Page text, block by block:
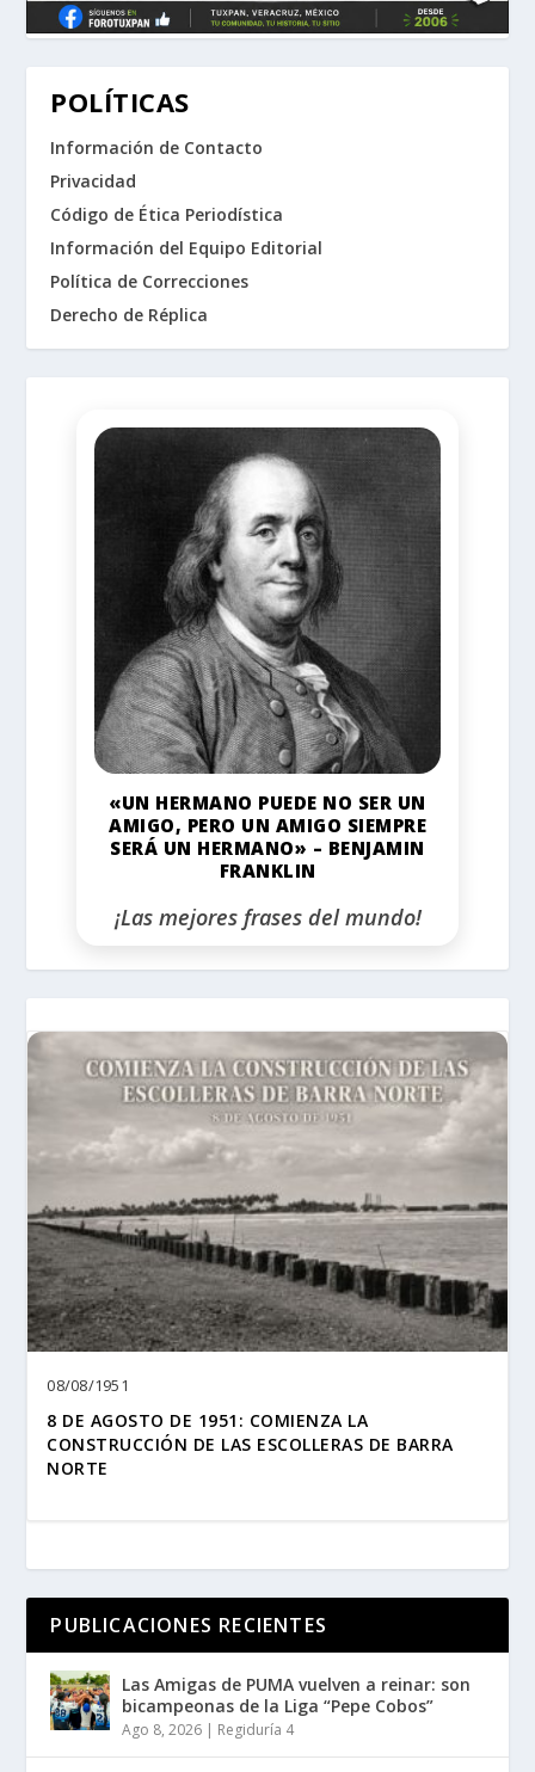
POLÍTICAS
Información de Contacto
Privacidad
Código de Ética Periodística
Información del Equipo Editorial
Política de Correcciones
Derecho de Réplica
«UN HERMANO PUEDE NO SER UN
AMIGO, PERO UN AMIGO SIEMPRE
SERÁ UN HERMANO» – BENJAMIN
FRANKLIN
¡Las mejores frases del mundo!
08/08/1951
8 DE AGOSTO DE 1951: COMIENZA LA
CONSTRUCCIÓN DE LAS ESCOLLERAS DE BARRA
NORTE
PUBLICACIONES RECIENTES
Las Amigas de PUMA vuelven a reinar: son
bicampeonas de la Liga “Pepe Cobos”
Ago 8, 2026 | Regiduría 4